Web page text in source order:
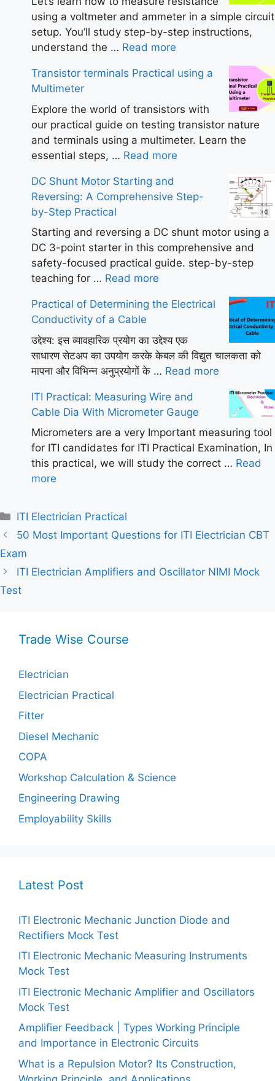
using a voltmeter and ammeter in a simple circuit
setup. You’ll study step-by-step instructions,
understand the … Read more
Transistor terminals Practical using a
Multimeter
Explore the world of transistors with
our practical guide on testing transistor nature
and terminals using a multimeter. Learn the
essential steps, … Read more
DC Shunt Motor Starting and
Reversing: A Comprehensive Step-
by-Step Practical
Starting and reversing a DC shunt motor using a
DC 3-point starter in this comprehensive and
safety-focused practical guide. step-by-step
teaching for … Read more
Practical of Determining the Electrical
Conductivity of a Cable
उद्देश्य: इस व्यावहारिक प्रयोग का उद्देश्य एक
साधारण सेटअप का उपयोग करके केबल की विद्युत चालकता को
मापना और विभिन्न अनुप्रयोगों के … Read more
ITI Practical: Measuring Wire and
Cable Dia With Micrometer Gauge
Micrometers are a very Important measuring tool
for ITI candidates for ITI Practical Examination, In
this practical, we will study the correct … Read
more
Categories
ITI Electrician Practical
50 Most Important Questions for ITI Electrician CBT
Exam
ITI Electrician Amplifiers and Oscillator NIMI Mock
Test
Trade Wise Course
Electrician
Electrician Practical
Fitter
Diesel Mechanic
COPA
Workshop Calculation & Science
Engineering Drawing
Employability Skills
Latest Post
ITI Electronic Mechanic Junction Diode and
Rectifiers Mock Test
ITI Electronic Mechanic Measuring Instruments
Mock Test
ITI Electronic Mechanic Amplifier and Oscillators
Mock Test
Amplifier Feedback | Types Working Principle
and Importance in Electronic Circuits
What is a Repulsion Motor? Its Construction,